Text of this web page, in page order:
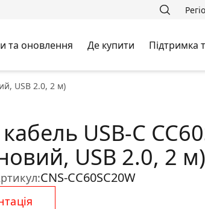
та оновлення Де купити Підтримка
USB 2.0, 2 м)
USB-C
USB 2.0, 2 м)
CNS-CC60SC20W